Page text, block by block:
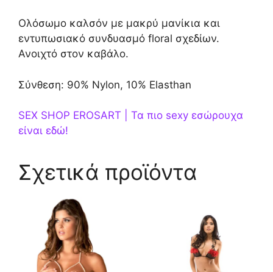
Ολόσωμο καλσόν με μακρύ μανίκια και
εντυπωσιακό συνδυασμό floral σχεδίων.
Ανοιχτό στον καβάλο.
Σύνθεση: 90% Nylon, 10% Elasthan
SEX SHOP EROSART | Τα πιο sexy εσώρουχα
είναι εδώ!
Σχετικά προϊόντα